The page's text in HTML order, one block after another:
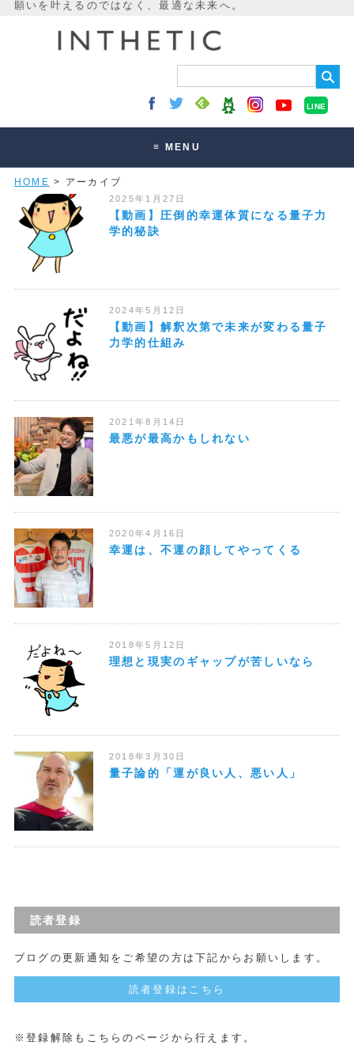
LINE
≡ MENU
講座・セッション
オンラインサロン
HOME > アーカイブ
2025年1月27日
【動画】圧倒的幸運体質になる量子力
学的秘訣
2024年5月12日
【動画】解釈次第で未来が変わる量子
力学的仕組み
2021年8月14日
最悪が最高かもしれない
2020年4月16日
幸運は、不運の顔してやってくる
2018年5月12日
理想と現実のギャップが苦しいなら
2018年3月30日
量子論的「運が良い人、悪い人」
読者登録
ブログの更新通知をご希望の方は下記からお願いします。
読者登録はこちら
※登録解除もこちらのページから行えます。